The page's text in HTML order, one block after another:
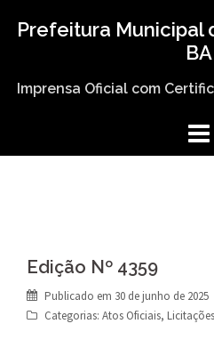
Prefeitura Municipal
BA
Imprensa Oficial com
Edição Nº 4359
Publicado em 30 de junho de 2025
Categorias: Atos Oficiais,